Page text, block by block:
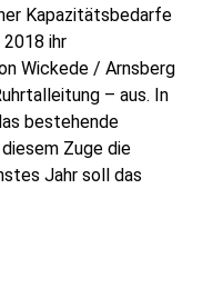
Kapazitätsbedarfe
ihr
Wickede / Arnsberg
– aus. In
bestehende
Zuge die
Jahr soll das